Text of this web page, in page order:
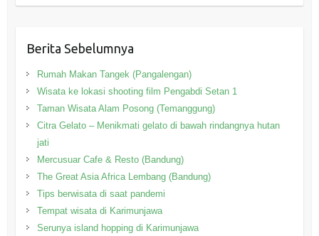
Berita Sebelumnya
Rumah Makan Tangek (Pangalengan)
Wisata ke lokasi shooting film Pengabdi Setan 1
Taman Wisata Alam Posong (Temanggung)
Citra Gelato – Menikmati gelato di bawah rindangnya hutan
jati
Mercusuar Cafe & Resto (Bandung)
The Great Asia Africa Lembang (Bandung)
Tips berwisata di saat pandemi
Tempat wisata di Karimunjawa
Serunya island hopping di Karimunjawa